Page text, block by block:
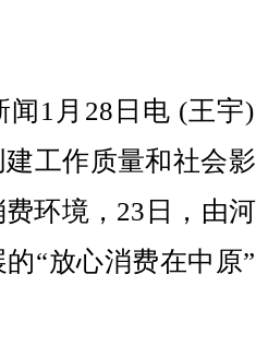
1月28日电 (王宇)
工作质量和社会
环境，23日，由
“放心消费在中原